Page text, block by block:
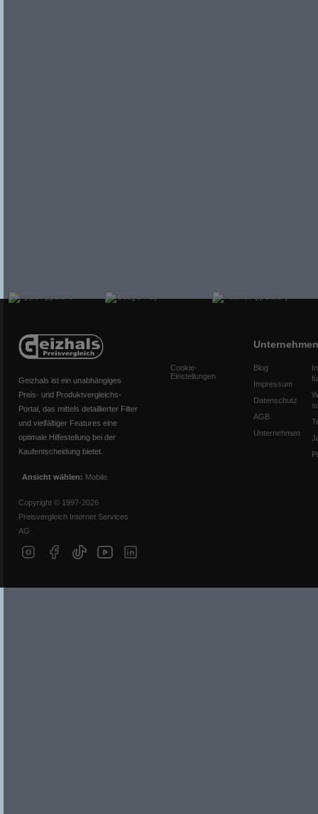
Geizhals ist ein unabhängiges
Preis- und Produktvergleichs-
Portal, das mittels detaillierter Filter
und vielfältiger Features eine
optimale Hilfestellung bei der
Kaufentscheidung bietet.
Ansicht wählen: Mobile
Copyright © 1997-2026
Preisvergleich Internet Services
AG
Cookie-
Einstellungen
Unternehmen
Blog
Impressum
Datenschutz
AGB
Unternehmen